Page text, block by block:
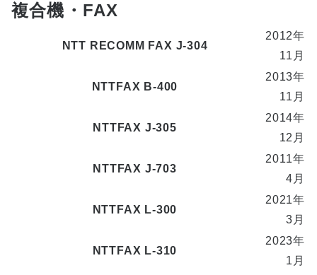
複合機・FAX
NTT RECOMM FAX J-304
2012年
11月
NTTFAX B-400
2013年
11月
NTTFAX J-305
2014年
12月
NTTFAX J-703
2011年
4月
NTTFAX L-300
2021年
3月
NTTFAX L-310
2023年
1月